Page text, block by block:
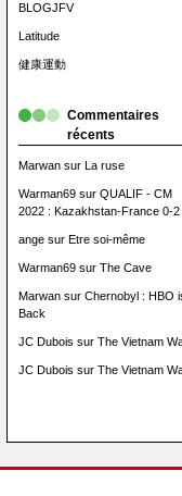
BLOGJFV
Latitude
健康運動
Commentaires
récents
Marwansur La ruse
Warman69sur QUALIF - CM
2022 : Kazakhstan-France 0-2
angesur Etre soi-même
Warman69sur The Cave
Marwansur Chernobyl : HBO
Back
JC Dubois sur The Vietnam
JC Dubois sur The Vietnam